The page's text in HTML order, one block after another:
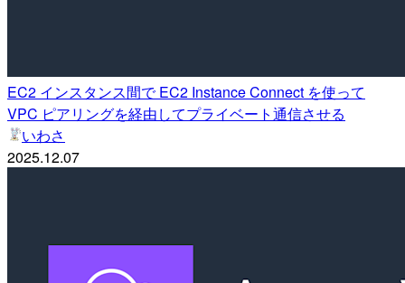
EC2 インスタンス間で EC2 Instance Connect を使って
VPC ピアリングを経由してプライベート通信させる
いわさ
2025.12.07